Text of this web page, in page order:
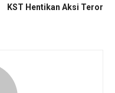
KST Hentikan Aksi Teror